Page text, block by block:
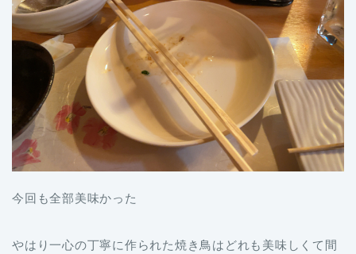
今回も全部美味かった
やはり一心の丁寧に作られた焼き鳥はどれも美味しくて間